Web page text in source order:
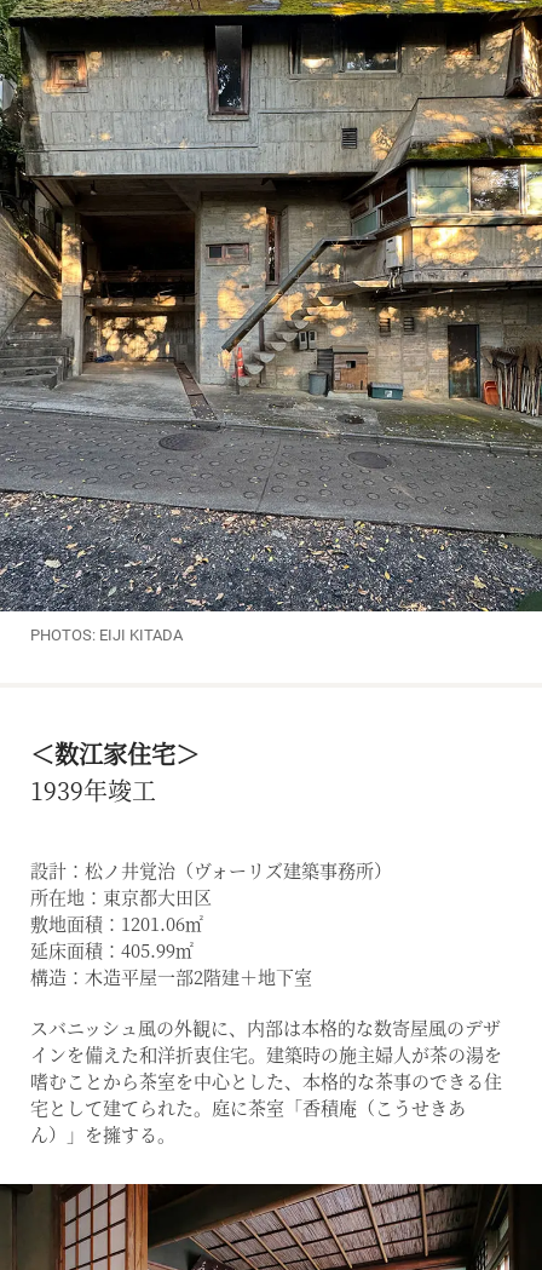
PHOTOS: EIJI KITADA
＜数江家住宅＞
1939年竣工
設計：松ノ井覚治（ヴォーリズ建築事務所）
所在地：東京都大田区
敷地面積：1201.06㎡
延床面積：405.99㎡
構造：木造平屋一部2階建＋地下室
スバニッシュ風の外観に、内部は本格的な数寄屋風のデザ
インを備えた和洋折衷住宅。建築時の施主婦人が茶の湯を
嗜むことから茶室を中心とした、本格的な茶事のできる住
宅として建てられた。庭に茶室「香積庵（こうせきあ
ん）」を擁する。